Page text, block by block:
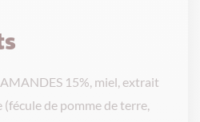
15%, miel, extrait
de pomme de terre,